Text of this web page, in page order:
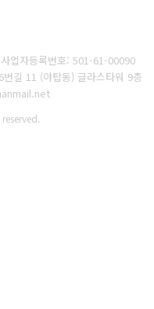
사업자등록번호: 501-61-00090
길 11 (야탑동) 글라스타워 9층